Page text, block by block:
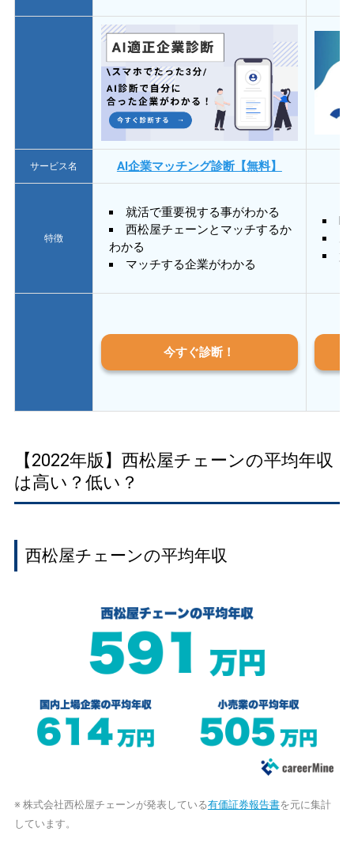
サービス名 AI企業マッチング診断【無料】
特徴
就活で重要視する事がわかる
西松屋チェーンとマッチするか
わかる
マッチする企業がわかる
質
今すぐ診断！
【2022年版】西松屋チェーンの平均年収
は高い？低い？
西松屋チェーンの平均年収
※ 株式会社西松屋チェーンが発表している有価証券報告書を元に集計
しています。